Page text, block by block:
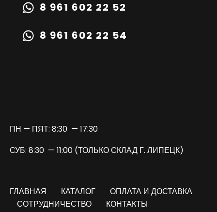
8 961 602 22 52
8 961 602 22 54
ПН — ПЯТ: 8:30 — 17:30
СУБ: 8:30 — 11:00 (ТОЛЬКО СКЛАД Г. ЛИПЕЦК)
ГЛАВНАЯ КАТАЛОГ
ОПЛАТА И ДОСТАВКА
СОТРУДНИЧЕСТВО
КОНТАКТЫ